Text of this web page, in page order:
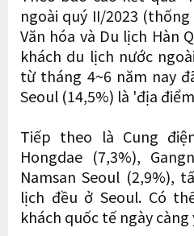
ngoài quý II/2023
Văn hóa và Du lịch Hàn
khách du lịch nước
từ tháng 4~6 năm nay
Seoul (14,5%) là 'địa
Tiếp theo là Cung
Hongdae (7,3%),
Namsan Seoul (2,9%),
lịch đều ở Seoul. Có
khách quốc tế ngày